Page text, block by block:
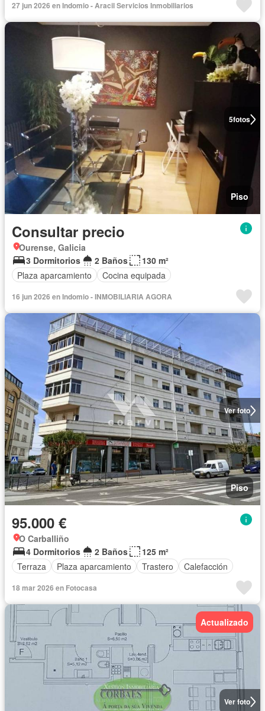
27 jun 2026 en Indomio - Aracil Servicios Inmobiliarios
5fotos
Piso
Consultar precio
Ourense, Galicia
3 Dormitorios
2 Baños
130 m²
Plaza aparcamiento
Cocina equipada
16 jun 2026 en Indomio - INMOBILIARIA AGORA
Ver foto
Piso
95.000 €
O Carballiño
4 Dormitorios
2 Baños
125 m²
Terraza
Plaza aparcamiento Trastero Calefacción
18 mar 2026 en Fotocasa
Ver foto
Actualizado